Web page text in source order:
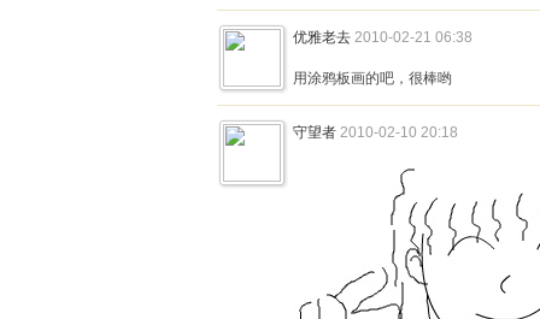
优雅老去 2010-02-21 06:38
用涂鸦板画的吧，很棒哟
守望者 2010-02-10 20:18